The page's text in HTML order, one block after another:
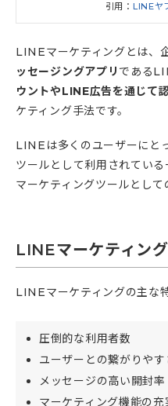
引用： LINE
LINEマーケティングとは、
ッセージングアプリ である
ウントやLINE広告を通じて
ケティング手法です。
LINEは多くのユーザーにと
ツールとして利用されてい
マーケティングツールとして
LINEマーケティン
LINEマーケティングの主な
圧倒的な利用者数
ユーザーとの繋がりやす
メッセージの高い開封率
マーケティング機能の充